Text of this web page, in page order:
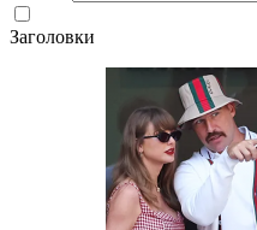
Заголовки